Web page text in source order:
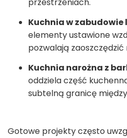
przestrzeniach.
Kuchnia w zabudowie
elementy ustawione
pozwalają zaoszczędzić
Kuchnia narożna z
oddziela część
subtelną granicę
Gotowe projekty często